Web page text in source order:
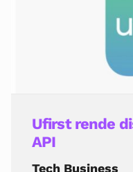
Ufirst rende
API
Tech Business